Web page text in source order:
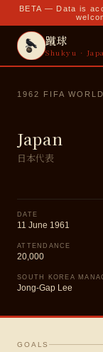
BETA — Data is
蹴球
Shukyu ·
1962 FIFA
Japan
日本代表
DATE
11 June 1961
ATTENDANCE
20,000
SOUTH KOREA
Jong-Gap Lee
GOALS